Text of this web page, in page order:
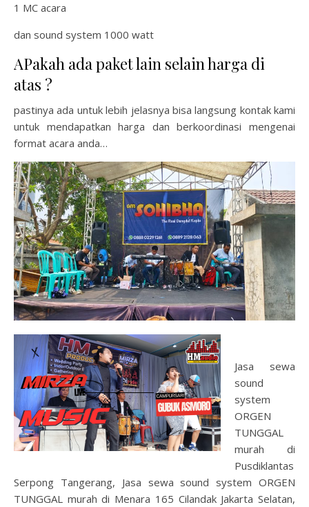
1 MC acara
dan sound system 1000 watt
APakah ada paket lain selain harga di
atas ?
pastinya ada untuk lebih jelasnya bisa langsung kontak kami
untuk mendapatkan harga dan berkoordinasi mengenai
format acara anda…
Jasa sewa
sound
system
ORGEN
TUNGGAL
murah di
Pusdiklantas
Serpong Tangerang, Jasa sewa sound system ORGEN
TUNGGAL murah di Menara 165 Cilandak Jakarta Selatan,